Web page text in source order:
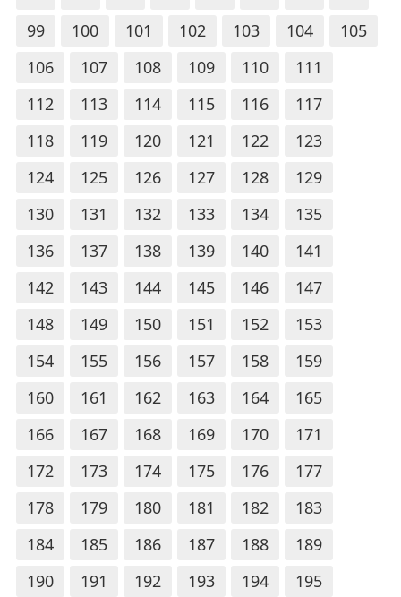
99
100 101 102 103 104
105
106
107 108 109 110
111
112
113 114 115 116
117
118
119 120 121 122
123
124
125 126 127 128
129
130
131 132 133 134
135
136
137 138 139 140
141
142
143 144 145 146
147
148
149 150 151 152
153
154
155 156 157 158
159
160
161 162 163 164
165
166
167 168 169 170
171
172
173 174 175 176
177
178
179 180 181 182
183
184
185 186 187 188
189
190
191 192 193 194
195